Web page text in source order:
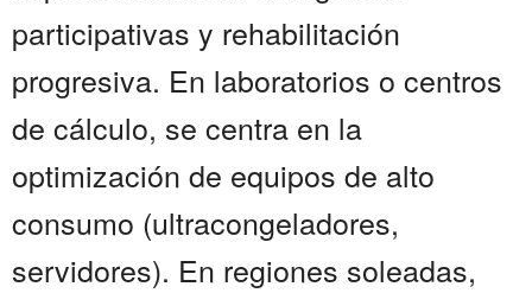
participativas y rehabilitación
progresiva. En laboratorios o centros
de cálculo, se centra en la
optimización de equipos de alto
consumo (ultracongeladores,
servidores). En regiones soleadas,